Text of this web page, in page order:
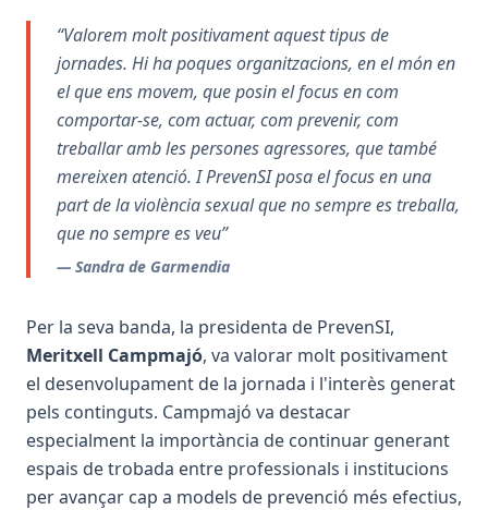
“Valorem molt positivament aquest tipus de
jornades. Hi ha poques organitzacions, en el món en
el que ens movem, que posin el focus en com
comportar-se, com actuar, com prevenir, com
treballar amb les persones agressores, que també
mereixen atenció. I PrevenSI posa el focus en una
part de la violència sexual que no sempre es treballa,
que no sempre es veu”
— Sandra de Garmendia
Per la seva banda, la presidenta de PrevenSI,
Meritxell Campmajó, va valorar molt positivament
el desenvolupament de la jornada i l'interès generat
pels continguts. Campmajó va destacar
especialment la importància de continuar generant
espais de trobada entre professionals i institucions
per avançar cap a models de prevenció més efectius,